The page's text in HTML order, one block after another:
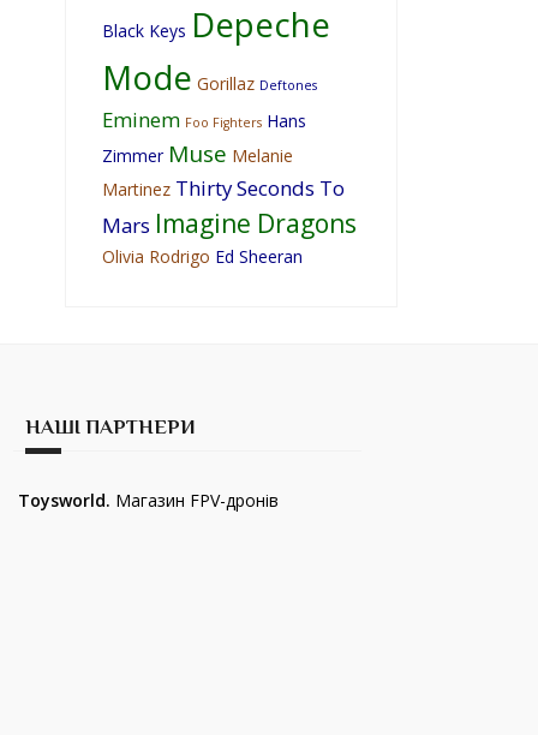
Black Keys Depeche
Mode Gorillaz Deftones
Eminem Foo Fighters Hans
Zimmer Muse Melanie
Martinez Thirty Seconds To
Mars Imagine Dragons
Olivia Rodrigo Ed Sheeran
НАШІ ПАРТНЕРИ
Toysworld. Магазин FPV-дронів